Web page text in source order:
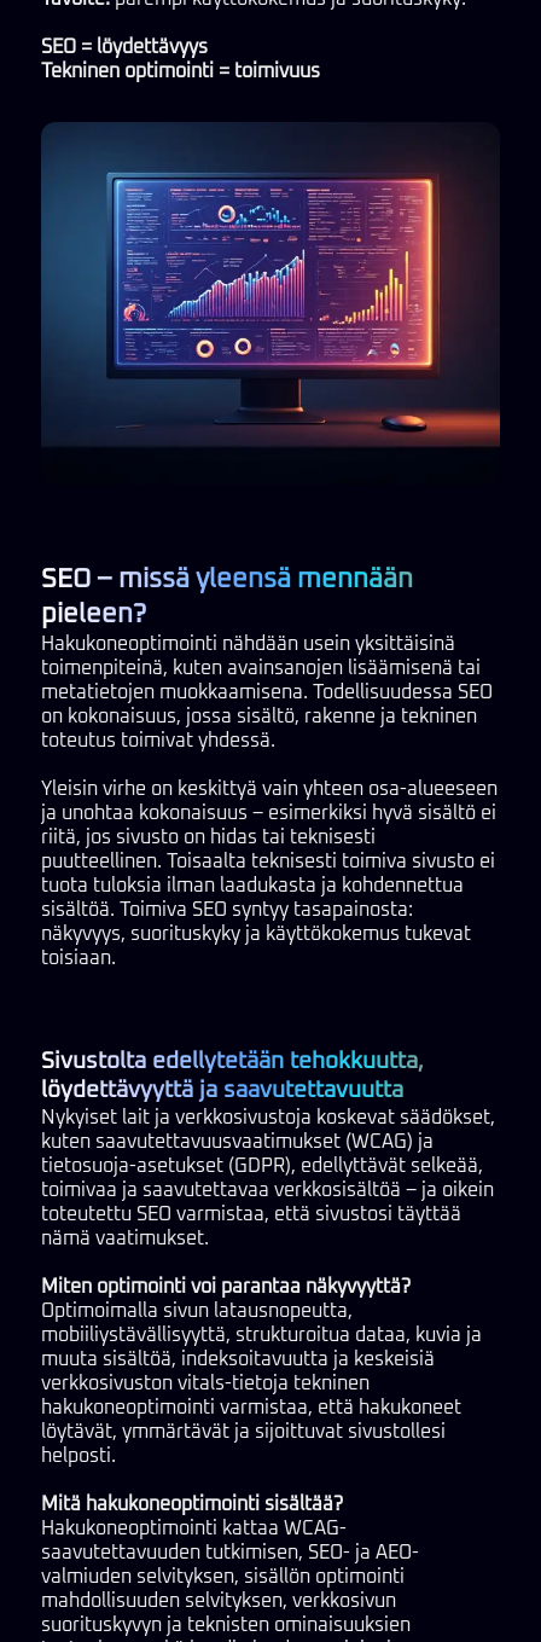
SEO = löydettävyys
Tekninen optimointi = toimivuus
SEO – missä yleensä mennään
pieleen?
Hakukoneoptimointi nähdään usein yksittäisinä
toimenpiteinä, kuten avainsanojen lisäämisenä tai
metatietojen muokkaamisena. Todellisuudessa SEO
on kokonaisuus, jossa sisältö, rakenne ja tekninen
toteutus toimivat yhdessä.
Yleisin virhe on keskittyä vain yhteen osa-alueeseen
ja unohtaa kokonaisuus – esimerkiksi hyvä sisältö ei
riitä, jos sivusto on hidas tai teknisesti
puutteellinen. Toisaalta teknisesti toimiva sivusto ei
tuota tuloksia ilman laadukasta ja kohdennettua
sisältöä. Toimiva SEO syntyy tasapainosta:
näkyvyys, suorituskyky ja käyttökokemus tukevat
toisiaan.
Sivustolta edellytetään tehokkuutta,
löydettävyyttä ja saavutettavuutta
Nykyiset lait ja verkkosivustoja koskevat säädökset,
kuten saavutettavuusvaatimukset (WCAG) ja
tietosuoja-asetukset (GDPR), edellyttävät selkeää,
toimivaa ja saavutettavaa verkkosisältöä – ja oikein
toteutettu SEO varmistaa, että sivustosi täyttää
nämä vaatimukset.
Miten optimointi voi parantaa näkyvyyttä?
Optimoimalla sivun latausnopeutta,
mobiiliystävällisyyttä, strukturoitua dataa, kuvia ja
muuta sisältöä, indeksoitavuutta ja keskeisiä
verkkosivuston vitals-tietoja tekninen
hakukoneoptimointi varmistaa, että hakukoneet
löytävät, ymmärtävät ja sijoittuvat sivustollesi
helposti.
Mitä hakukoneoptimointi sisältää?
Hakukoneoptimointi kattaa WCAG-
saavutettavuuden tutkimisen, SEO- ja AEO-
valmiuden selvityksen, sisällön optimointi
mahdollisuuden selvityksen, verkkosivun
suorituskyvyn ja teknisten ominaisuuksien